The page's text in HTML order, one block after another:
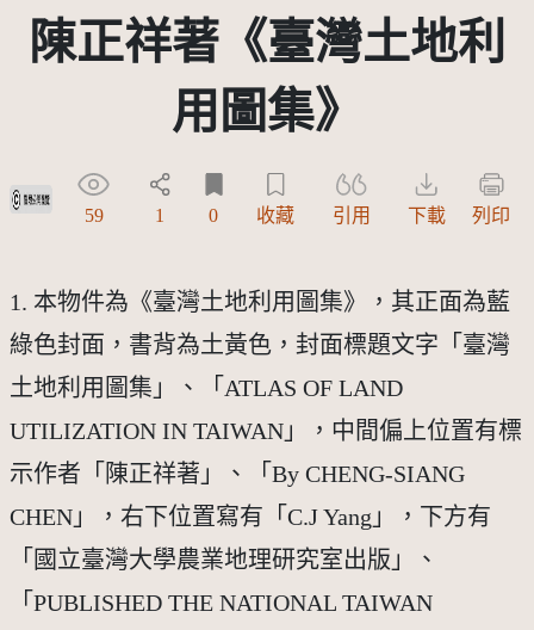
陳正祥著《臺灣土地利
用圖集》
受著作權法保護-僅限於本平台有限度公開瀏覽
59 1 0 收藏 引用 下載 列印
1. 本物件為《臺灣土地利用圖集》，其正面為藍
綠色封面，書背為土黃色，封面標題文字「臺灣
土地利用圖集」、「ATLAS OF LAND
UTILIZATION IN TAIWAN」，中間偏上位置有標
示作者「陳正祥著」、「By CHENG-SIANG
CHEN」，右下位置寫有「C.J Yang」，下方有
「國立臺灣大學農業地理研究室出版」、
「PUBLISHED THE NATIONAL TAIWAN